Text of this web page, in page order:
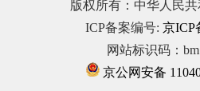
版权所有：中华人民
ICP备案编号: 京ICP
网站标识码：
京公网安备